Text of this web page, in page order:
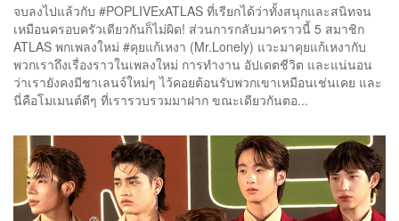
จบลงไปแล้วกับ #POPLIVExATLAS ที่เรียกได้ว่าทั้งสนุกและสนิทจน
เหมือนครอบครัวเดียวกันก็ไม่ผิด! ส่วนการกลับมาคราวนี้ 5 สมาชิก
ATLAS พกเพลงใหม่ #คุยแก้เหงา (Mr.Lonely) แวะมาคุยแก้เหงากับ
พวกเราถึงเรื่องราวในเพลงใหม่ การทำงาน อัปเดตชีวิต และแน่นอน
ว่าเรายังคงมีชาเลนจ์ใหม่ๆ ไว้คอยต้อนรับพวกเขาเหมือนเช่นเคย และ
นี่คือโมเมนต์ดีๆ ที่เรารวบรวมมาฝาก ขณะเดียวกันตอ...